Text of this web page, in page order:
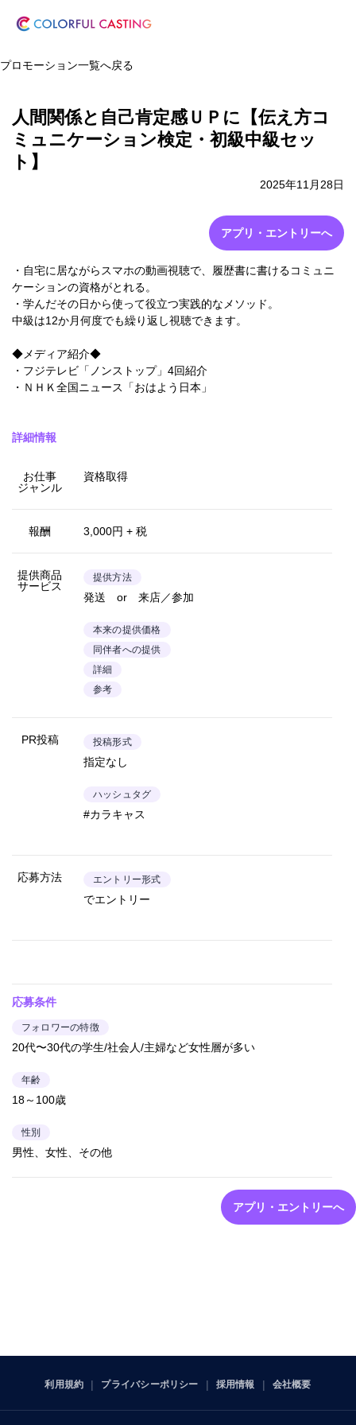
プロモーション一覧へ戻る
人間関係と自己肯定感ＵＰに【伝え方コ
ミュニケーション検定・初級中級セッ
ト】
2025年11月28日
アプリ・エントリーへ
・自宅に居ながらスマホの動画視聴で、履歴書に書けるコミュニ
ケーションの資格がとれる。
・学んだその日から使って役立つ実践的なメソッド。
中級は12か月何度でも繰り返し視聴できます。
◆メディア紹介◆
・フジテレビ「ノンストップ」4回紹介
・ＮＨＫ全国ニュース「おはよう日本」
詳細情報
お仕事
ジャンル
資格取得
報酬 3,000円 + 税
提供商品
サービス
提供方法
発送 or 来店／参加
本来の提供価格
同伴者への提供
詳細
参考
PR投稿 投稿形式
指定なし
ハッシュタグ
#カラキャス
応募方法 エントリー形式
でエントリー
応募条件
フォロワーの特徴
20代〜30代の学生/社会人/主婦など女性層が多い
年齢
18～100歳
性別
男性、女性、その他
アプリ・エントリーへ
利用規約 プライバシーポリシー 採用情報 会社概要